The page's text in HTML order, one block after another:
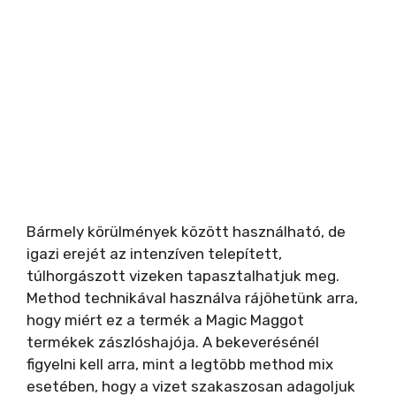
Bármely körülmények között használható, de
igazi erejét az intenzíven telepített,
túlhorgászott vizeken tapasztalhatjuk meg.
Method technikával használva rájöhetünk arra,
hogy miért ez a termék a Magic Maggot
termékek zászlóshajója. A bekeverésénél
figyelni kell arra, mint a legtöbb method mix
esetében, hogy a vizet szakaszosan adagoljuk